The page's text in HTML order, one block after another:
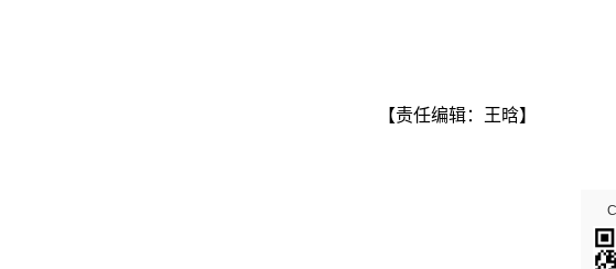
【责任编辑：王晗】